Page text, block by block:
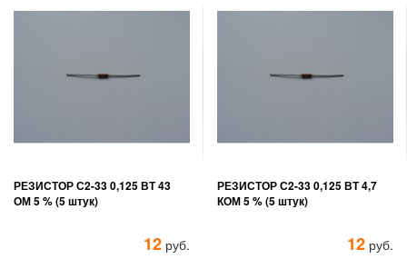
РЕЗИСТОР С2-33 0,125 ВТ 43
ОМ 5 % (5 штук)
12 руб.
РЕЗИСТОР С2-33 0,125 ВТ 4,7
КОМ 5 % (5 штук)
12 руб.